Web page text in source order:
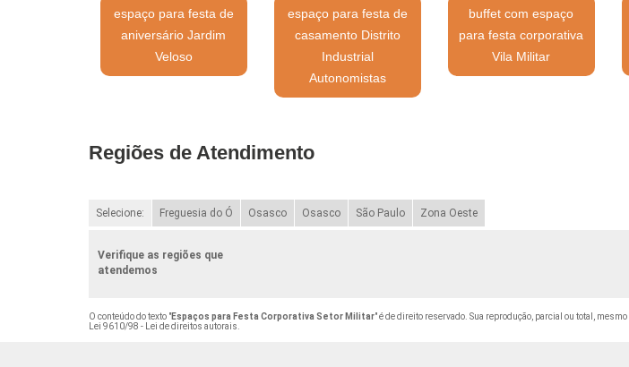
espaço para festa de
aniversário Jardim
Veloso
espaço para festa de
casamento Distrito
Industrial
Autonomistas
buffet com espaço
para festa corporativa
Vila Militar
Regiões de Atendimento
Selecione: Freguesia do Ó Osasco Osasco São Paulo Zona Oeste
Verifique as regiões que
atendemos
O conteúdo do texto "Espaços para Festa Corporativa Setor Militar" é de direito reservado. Sua reprodução, parcial ou total,
Lei 9610/98 - Lei de direitos autorais